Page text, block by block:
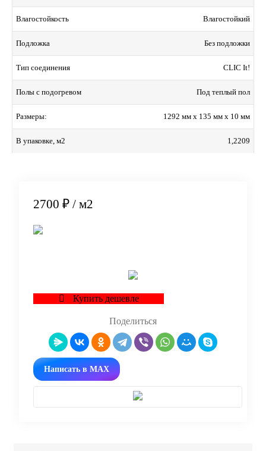
Влагостойкость Влагостойкий
Подложка Без подложки
Тип соединения CLIC It!
Полы с подогревом Под теплый пол
Размеры: 1292 мм x 135 мм x 10 мм
В упаковке, м2 1,2209
2700 ₽ / м2
Купить дешевле
Поделиться
Написать в MAX